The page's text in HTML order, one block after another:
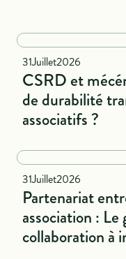
National
31Juillet2026
CSRD et
de durabilité
associatifs ?
Naional
31Juillet2026
Partenariat
association :
collaboration à